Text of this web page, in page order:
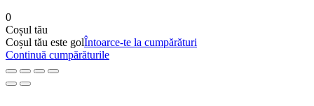
0
Coșul tău
Coșul tău este golÎntoarce-te la cumpărături
Continuă cumpărăturile